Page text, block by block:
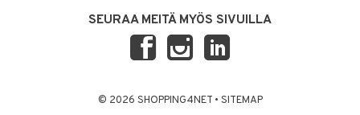
SEURAA MEITÄ MYÖS SIVUILLA
© 2026 SHOPPING4NET • SITEMAP